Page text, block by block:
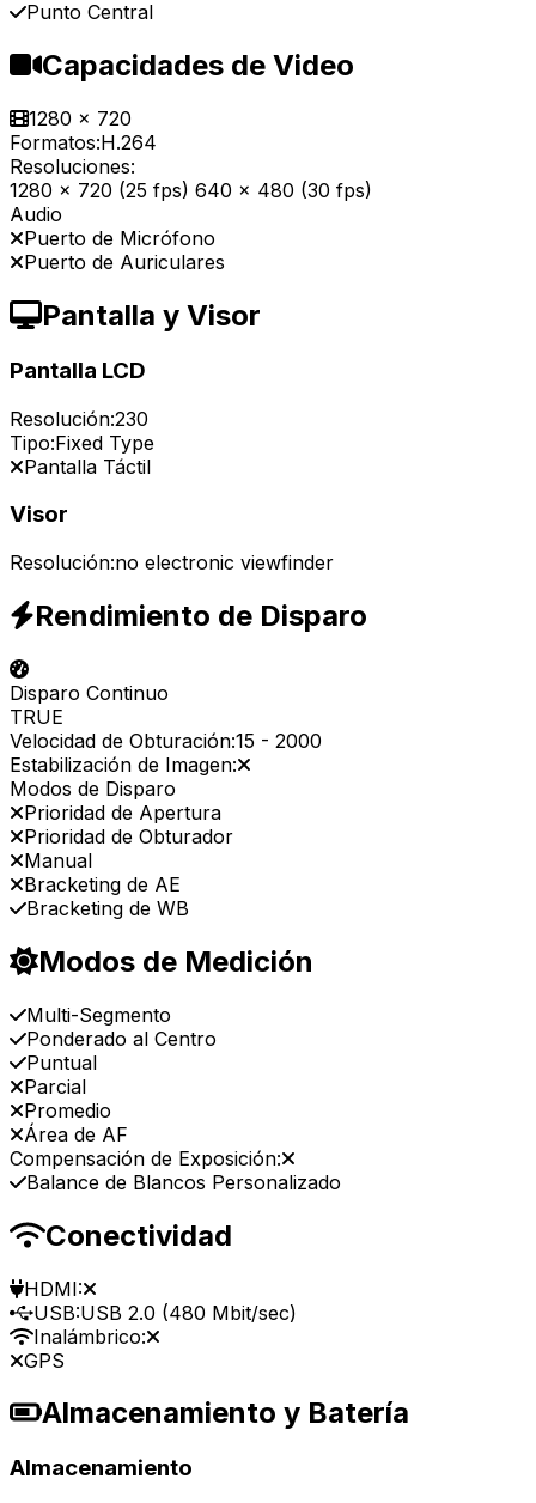
Punto Central
Capacidades de Video
1280 x 720
Formatos:H.264
Resoluciones:
1280 x 720 (25 fps) 640 x 480 (30 fps)
Audio
Puerto de Micrófono
Puerto de Auriculares
Pantalla y Visor
Pantalla LCD
Resolución:230
Tipo:Fixed Type
Pantalla Táctil
Visor
Resolución:no electronic viewfinder
Rendimiento de Disparo
Disparo Continuo
TRUE
Velocidad de Obturación:15 - 2000
Estabilización de Imagen:
Modos de Disparo
Prioridad de Apertura
Prioridad de Obturador
Manual
Bracketing de AE
Bracketing de WB
Modos de Medición
Multi-Segmento
Ponderado al Centro
Puntual
Parcial
Promedio
Área de AF
Compensación de Exposición:
Balance de Blancos Personalizado
Conectividad
HDMI:
USB:USB 2.0 (480 Mbit/sec)
Inalámbrico:
GPS
Almacenamiento y Batería
Almacenamiento